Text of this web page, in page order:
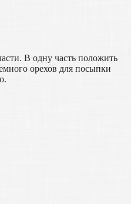
В одну часть положить
орехов для посыпки